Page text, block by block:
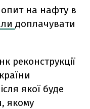
на нафту в
доплачувати
реконструкції
якої буде
якому